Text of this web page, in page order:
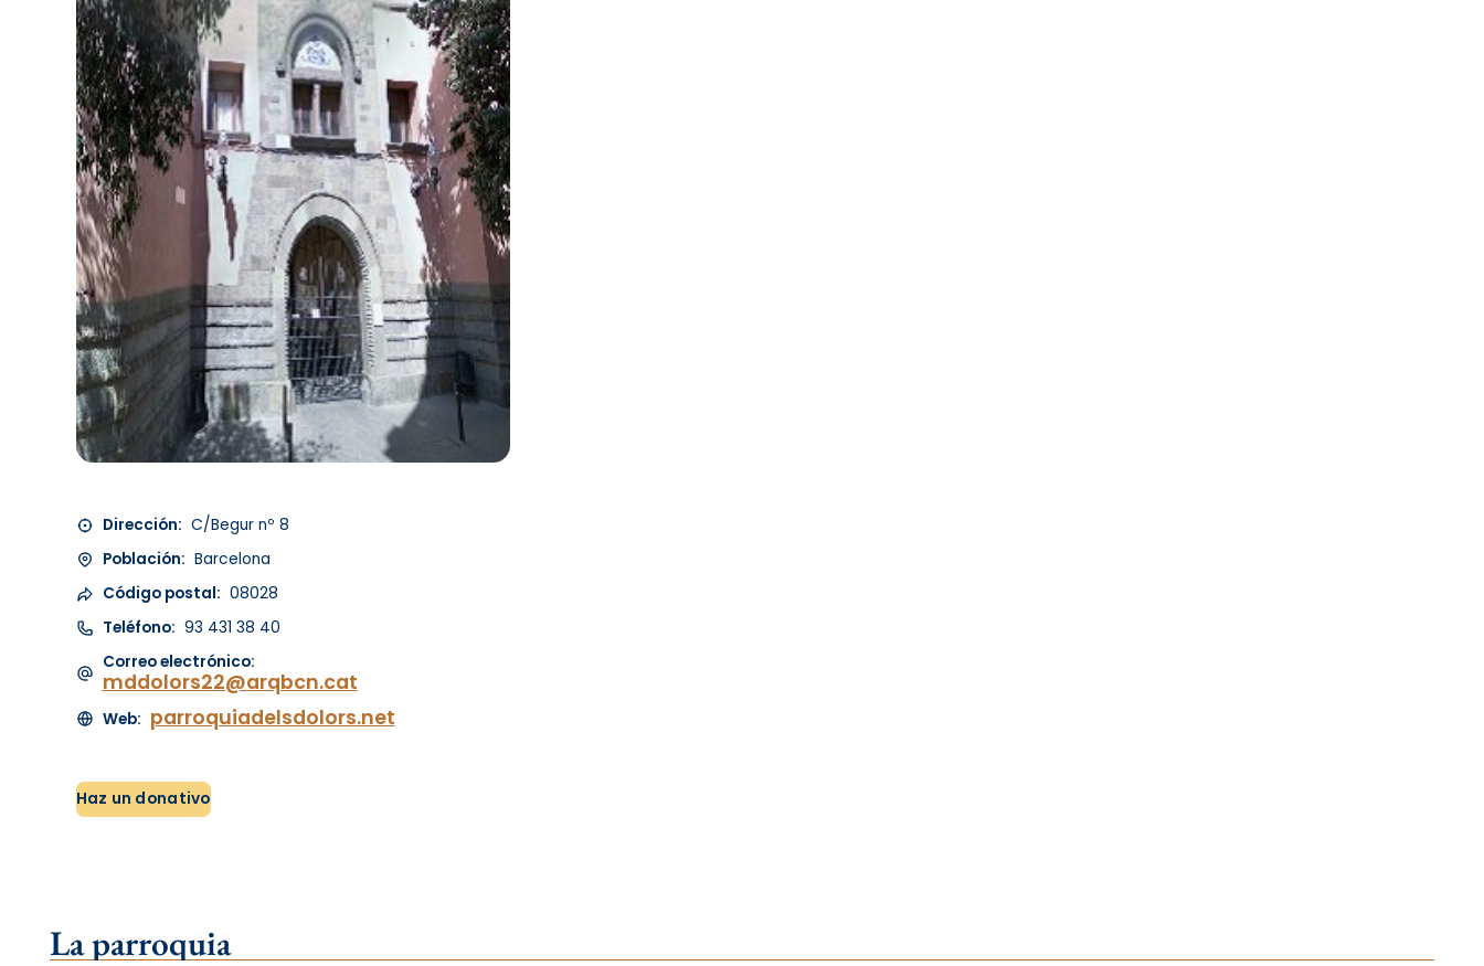
Dirección: C/Begur nº 8
Población: Barcelona
Código postal: 08028
Teléfono: 93 431 38 40
Correo electrónico:
mddolors22@arqbcn.cat
Web: parroquiadelsdolors.net
Haz un donativo
La parroquia